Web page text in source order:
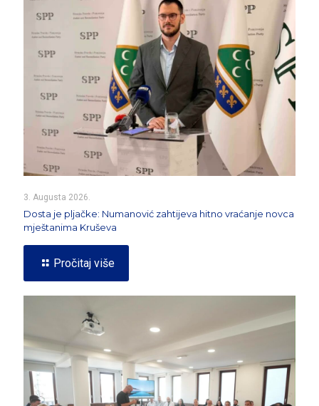
3. Augusta 2026.
Dosta je pljačke: Numanović zahtijeva hitno vraćanje novca
mještanima Kruševa
Pročitaj više